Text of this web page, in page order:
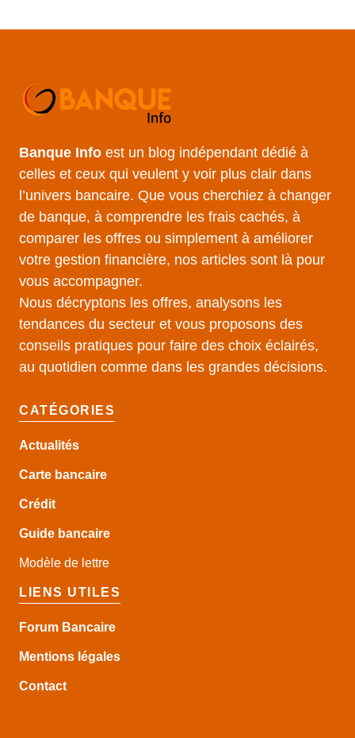
Banque Info est un blog indépendant dédié à
celles et ceux qui veulent y voir plus clair dans
l’univers bancaire. Que vous cherchiez à changer
de banque, à comprendre les frais cachés, à
comparer les offres ou simplement à améliorer
votre gestion financière, nos articles sont là pour
vous accompagner.
Nous décryptons les offres, analysons les
tendances du secteur et vous proposons des
conseils pratiques pour faire des choix éclairés,
au quotidien comme dans les grandes décisions.
CATÉGORIES
Actualités
Carte bancaire
Crédit
Guide bancaire
Modèle de lettre
LIENS UTILES
Forum Bancaire
Mentions légales
Contact